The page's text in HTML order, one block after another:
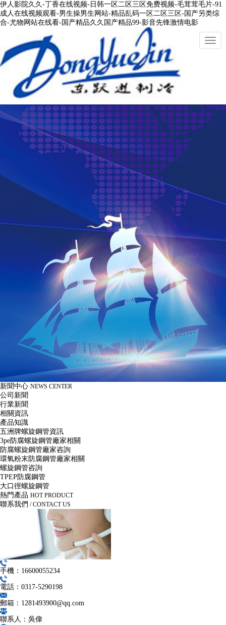
伊人影院久久-丁香在线视频-日韩一区二区三区免费视频-毛茸茸毛片-91
成人在线视频观看-男生操男生网站-精品乱码一区二区三区-国产另类综
合-尤物网站在线看-国产精品久久国产精品99-影音先锋激情电影
切
換
新聞中心 NEWS CENTER
公司新聞
行業新聞
相關資訊
產品知識
五洲牌螺旋鋼管資訊
3pe防腐螺旋鋼管廠家相關
防腐螺旋鋼管廠家咨詢
環氧粉末防腐鋼管廠家相關
螺旋鋼管咨詢
TPEP防腐鋼管
大口徑螺旋鋼管
熱門產品 HOT PRODUCT
聯系我們 / CONTACT US
手機：16600055234
電話：0317-5290198
郵箱：1281493900@qq.com
聯系人：吳偉